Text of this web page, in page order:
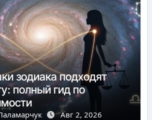
зодиака подходят
полный гид по
Авг 2, 2026